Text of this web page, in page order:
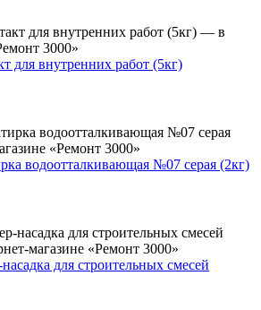
для внутренних работ (5кг)
водоотталкивающая №07 серая (2кг)
для строительных смесей